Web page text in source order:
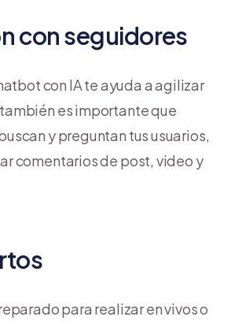
con seguidores
con IA te ayuda a agilizar
es importante que
y preguntan tus usuarios,
comentarios de post, video y
para realizar en vivos o